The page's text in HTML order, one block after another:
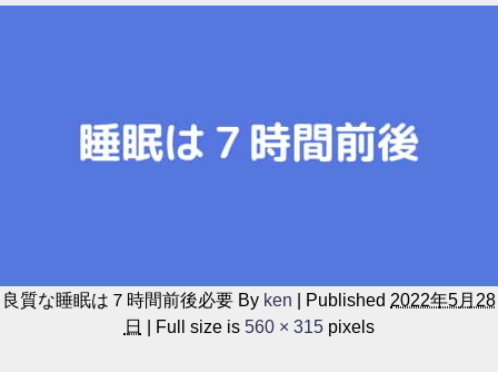
良質な睡眠は７時間前後必要 By ken Published 2022年5月28
日
Full size is 560 × 315pixels